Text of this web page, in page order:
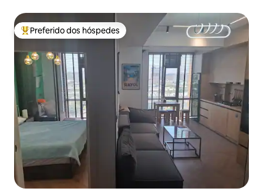
Entre os melhores preferidos dos hóspedes
Preferido dos hóspedes